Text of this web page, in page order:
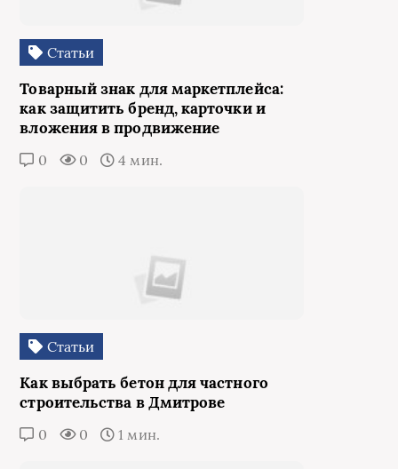
Статьи
Товарный знак для маркетплейса:
как защитить бренд, карточки и
вложения в продвижение
0 0 4 мин.
Статьи
Как выбрать бетон для частного
строительства в Дмитрове
0 0 1 мин.